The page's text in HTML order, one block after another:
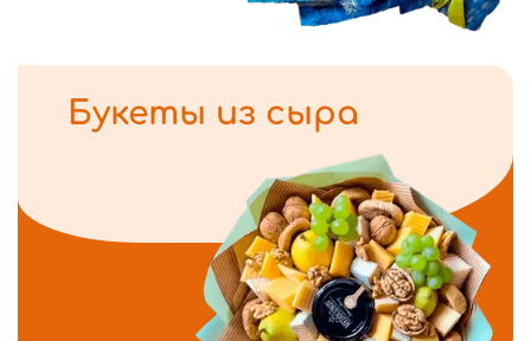
Букеты из сыра